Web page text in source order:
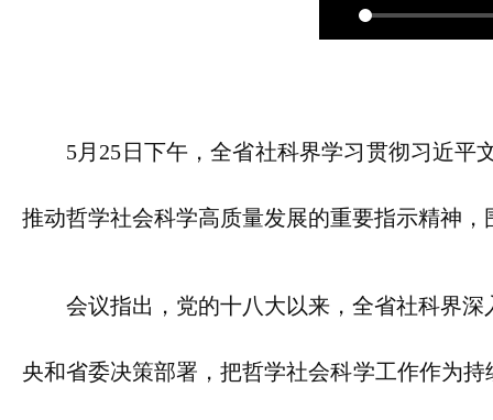
5月25日下午，全省社科界学习贯彻习近
推动哲学社会科学高质量发展的重要指示精神
会议指出，党的十八大以来，全省社科界
央和省委决策部署，把哲学社会科学工作作为